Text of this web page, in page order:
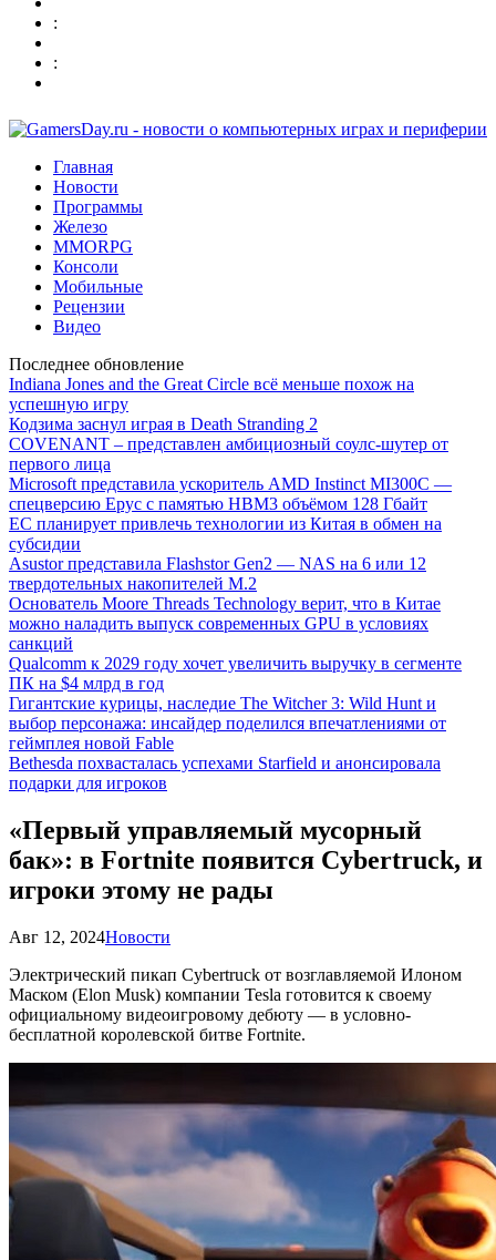
:
:
Главная
Новости
Программы
Железо
MMORPG
Консоли
Мобильные
Рецензии
Видео
Последнее обновление
Indiana Jones and the Great Circle всё меньше похож на
успешную игру
Кодзима заснул играя в Death Stranding 2
COVENANT – представлен амбициозный соулс-шутер от
первого лица
Microsoft представила ускоритель AMD Instinct MI300C —
спецверсию Epyc с памятью HBM3 объёмом 128 Гбайт
ЕС планирует привлечь технологии из Китая в обмен на
субсидии
Asustor представила Flashstor Gen2 — NAS на 6 или 12
твердотельных накопителей M.2
Основатель Moore Threads Technology верит, что в Китае
можно наладить выпуск современных GPU в условиях
санкций
Qualcomm к 2029 году хочет увеличить выручку в сегменте
ПК на $4 млрд в год
Гигантские курицы, наследие The Witcher 3: Wild Hunt и
выбор персонажа: инсайдер поделился впечатлениями от
геймплея новой Fable
Bethesda похвасталась успехами Starfield и анонсировала
подарки для игроков
«Первый управляемый мусорный
бак»: в Fortnite появится Cybertruck, и
игроки этому не рады
Авг 12, 2024Новости
Электрический пикап Cybertruck от возглавляемой Илоном
Маском (Elon Musk) компании Tesla готовится к своему
официальному видеоигровому дебюту — в условно-
бесплатной королевской битве Fortnite.